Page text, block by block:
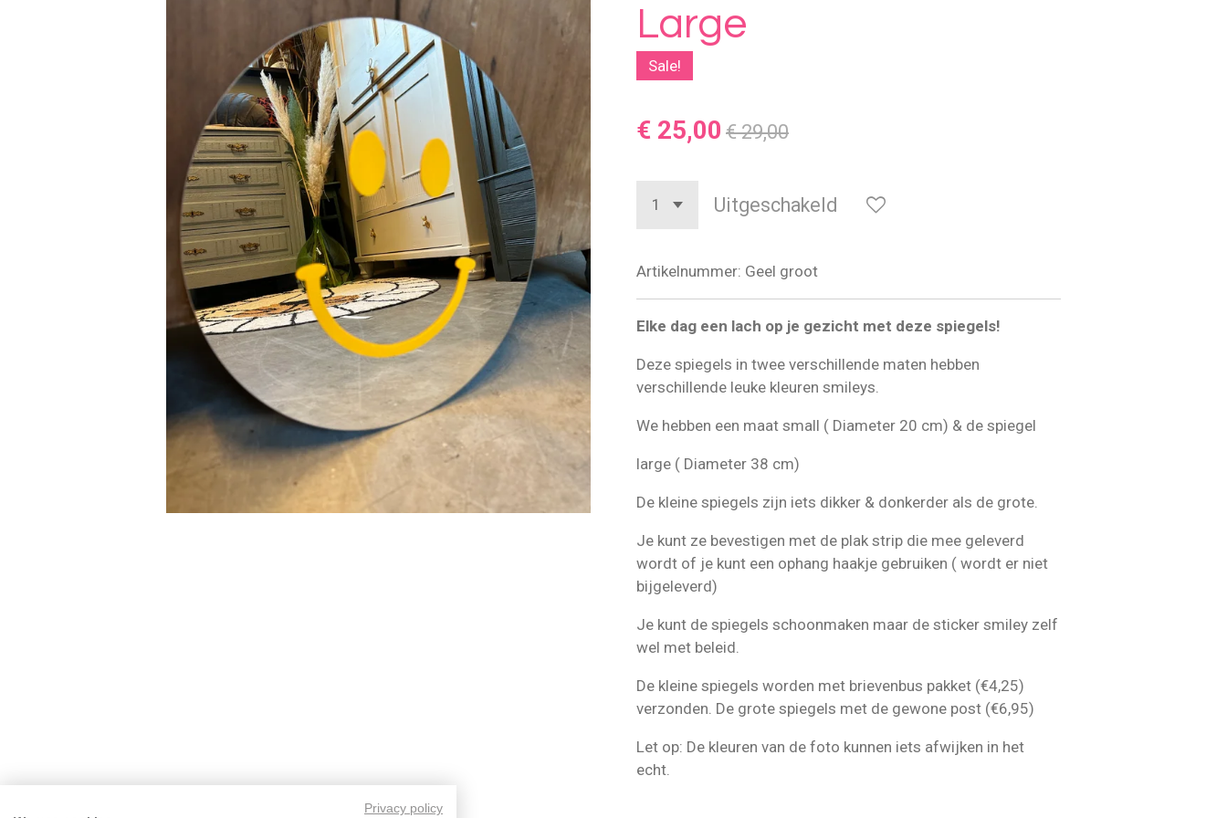
Large
Sale!
€ 25,00 € 29,00
Uitgeschakeld
Artikelnummer: Geel groot
Elke dag een lach op je gezicht met deze spiegels!
Deze spiegels in twee verschillende maten hebben
verschillende leuke kleuren smileys.
We hebben een maat small ( Diameter 20 cm) & de spiegel
large ( Diameter 38 cm)
De kleine spiegels zijn iets dikker & donkerder als de grote.
Je kunt ze bevestigen met de plak strip die mee geleverd
wordt of je kunt een ophang haakje gebruiken ( wordt er niet
bijgeleverd)
Je kunt de spiegels schoonmaken maar de sticker smiley zelf
wel met beleid.
De kleine spiegels worden met brievenbus pakket (€4,25)
verzonden. De grote spiegels met de gewone post (€6,95)
Let op: De kleuren van de foto kunnen iets afwijken in het
echt.
Privacy policy